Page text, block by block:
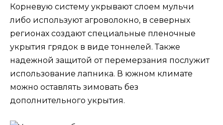
Корневую систему укрывают слоем мульчи
либо используют агроволокно, в северных
регионах создают специальные пленочные
укрытия грядок в виде тоннелей. Также
надежной защитой от перемерзания послужит
использование лапника. В южном климате
можно оставлять зимовать без
дополнительного укрытия.